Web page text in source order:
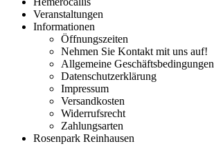
Veranstaltungen
Informationen
Öffnungszeiten
Nehmen Sie Kontakt mit uns auf!
Allgemeine Geschäftsbedingungen
Datenschutzerklärung
Impressum
Versandkosten
Widerrufsrecht
Zahlungsarten
Rosenpark Reinhausen